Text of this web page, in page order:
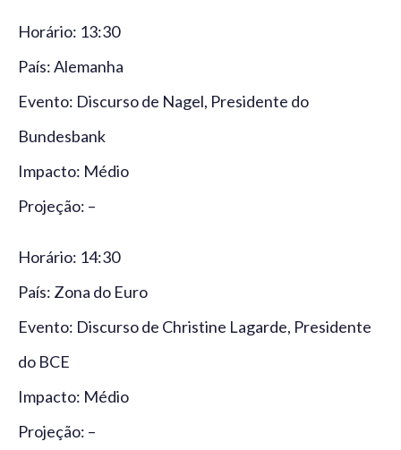
Horário: 13:30
País: Alemanha
Evento: Discurso de Nagel, Presidente do
Bundesbank
Impacto: Médio
Projeção: –
Horário: 14:30
País: Zona do Euro
Evento: Discurso de Christine Lagarde, Presidente
do BCE
Impacto: Médio
Projeção: –